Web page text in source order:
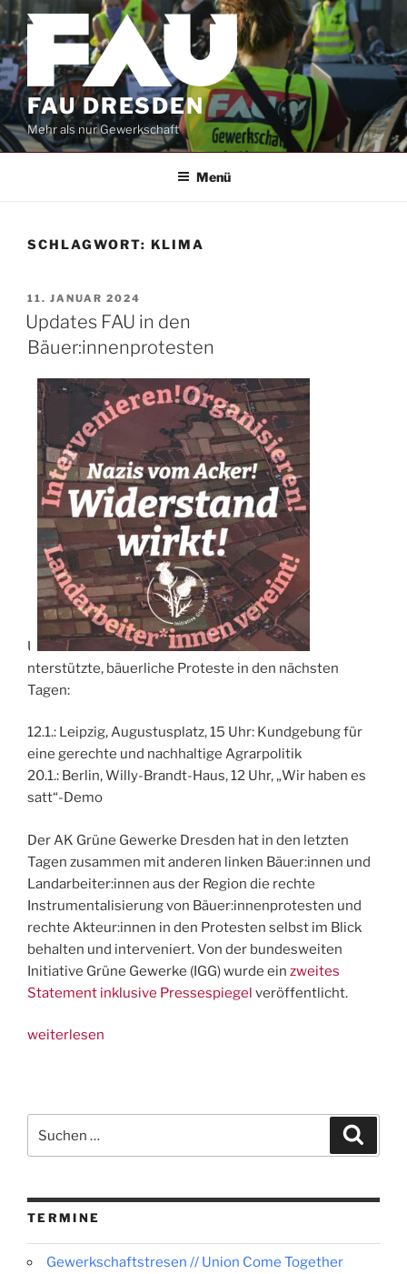
Zum
Inhalt
springen
FAU DRESDEN
Mehr als nur Gewerkschaft
Menü
SCHLAGWORT: KLIMA
VERÖFFENTLICHT
AM
11. JANUAR 2024
Updates FAU in den
Bäuer:innenprotesten
U
nterstützte, bäuerliche Proteste in den nächsten
Tagen:
12.1.: Leipzig, Augustusplatz, 15 Uhr: Kundgebung für
eine gerechte und nachhaltige Agrarpolitik
20.1.: Berlin, Willy-Brandt-Haus, 12 Uhr, „Wir haben es
satt“-Demo
Der AK Grüne Gewerke Dresden hat in den letzten
Tagen zusammen mit anderen linken Bäuer:innen und
Landarbeiter:innen aus der Region die rechte
Instrumentalisierung von Bäuer:innenprotesten und
rechte Akteur:innen in den Protesten selbst im Blick
behalten und interveniert. Von der bundesweiten
Initiative Grüne Gewerke (IGG) wurde ein zweites
Statement inklusive Pressespiegel veröffentlicht.
„Updates
Bäuer:innenprotesten“
weiterlesen
nach:
TERMINE
Gewerkschaftstresen // Union Come Together